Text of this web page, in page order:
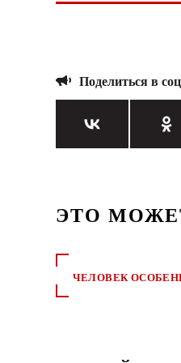
Поделиться в
ЭТО
ЧЕЛОВЕК